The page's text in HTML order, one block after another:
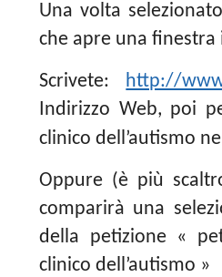
Una volta
che apre una finestra
Scrivete:
http://
Indirizzo Web, poi
clinico dell’autismo
Oppure (è più
comparirà una
della petizione «
clinico dell’autismo »